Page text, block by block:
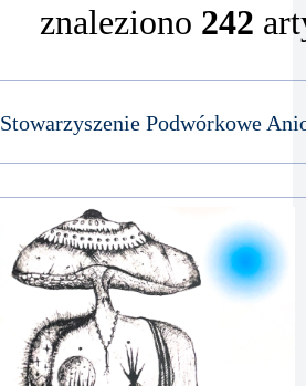
znaleziono 242
Stowarzyszenie Podwórkowe